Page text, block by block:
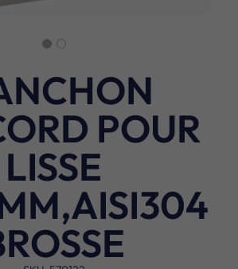
POUR
LISSE